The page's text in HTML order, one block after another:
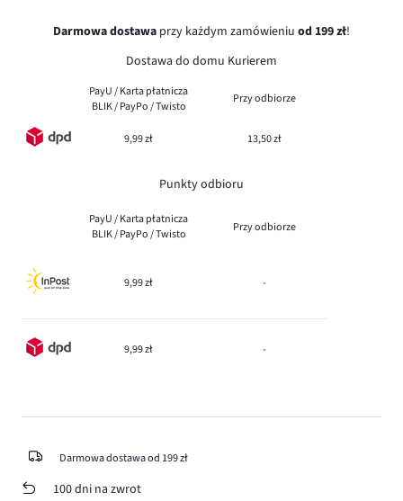
Darmowa dostawa przy każdym zamówieniu od 199 zł!
Dostawa do domu Kurierem
PayU / Karta płatnicza
BLIK / PayPo / Twisto
Przy odbiorze
9,99 zł 13,50 zł
Punkty odbioru
PayU / Karta płatnicza
BLIK / PayPo / Twisto
Przy odbiorze
9,99 zł -
9,99 zł -
Darmowa dostawa od 199 zł
100 dni na zwrot